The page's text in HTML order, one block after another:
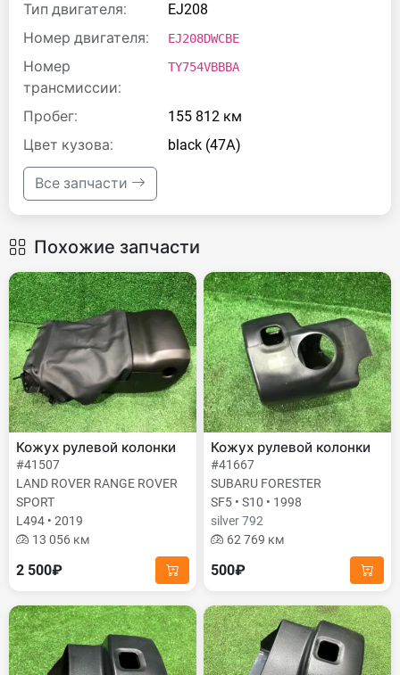
Тип двигателя:
EJ208
Номер двигателя:
EJ208DWCBE
Номер
трансмиссии:
TY754VBBBA
Пробег:
155 812 км
Цвет кузова:
black (47А)
Все запчасти
Похожие запчасти
Кожух рулевой колонки
#41507
LAND ROVER RANGE ROVER
SPORT
L494 • 2019
13 056 км
2 500₽
Кожух рулевой колонки
#41667
SUBARU FORESTER
SF5 • S10 • 1998
silver 792
62 769 км
500₽